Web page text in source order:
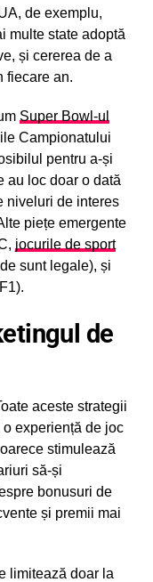
de exemplu,
multe state adoptă
și cererea de a
fiecare an.
Super Bowl-ul
Campionatului
pentru a-și
au loc doar o dată
niveluri de interes
piețe emergente
jocurile de sport
sunt legale), și
de
aceste strategii
experiență de joc
stimulează
să-și
bonusuri de
și premii mai
limitează doar la